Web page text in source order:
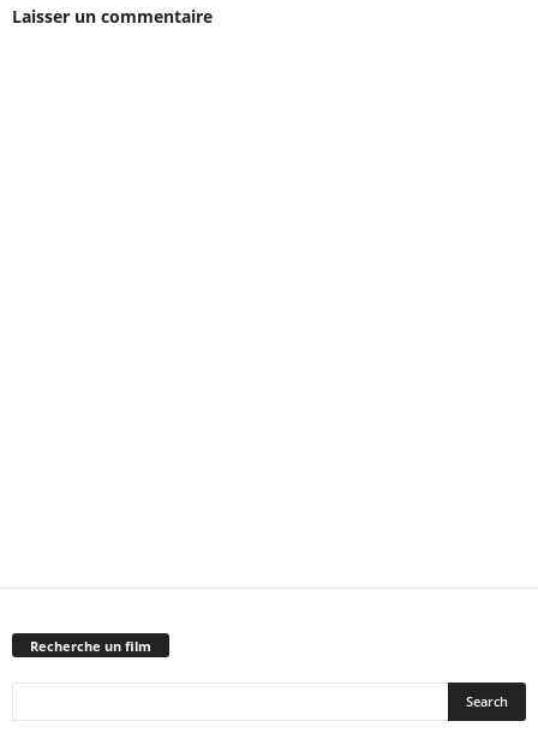
Laisser un commentaire
Recherche un film